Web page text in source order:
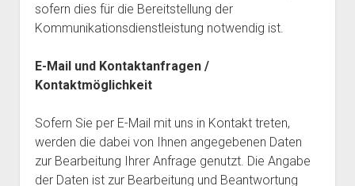
sofern dies für die Bereitstellung der
Kommunikationsdienstleistung notwendig ist.
E-Mail und Kontaktanfragen /
Kontaktmöglichkeit
Sofern Sie per E-Mail mit uns in Kontakt treten,
werden die dabei von Ihnen angegebenen Daten
zur Bearbeitung Ihrer Anfrage genutzt. Die Angabe
der Daten ist zur Bearbeitung und Beantwortung